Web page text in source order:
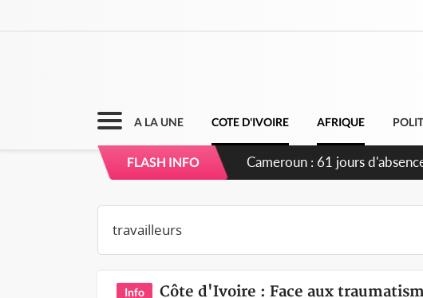
A LA UNE COTE D'IVOIRE AFRIQUE
FLASH INFO Côte d'Ivoire : Fin de la
Info
Côte d'Ivoire : Face aux